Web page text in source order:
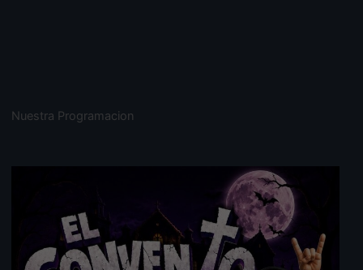
Nuestra Programacion